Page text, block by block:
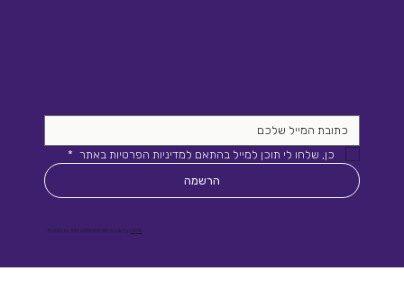
כן, שלחו לי תוכן למייל בהתאם למדיניות הפרטיות באתר *
הרשמה
© 2026 by Site WORKAROUND. Made by LIRON